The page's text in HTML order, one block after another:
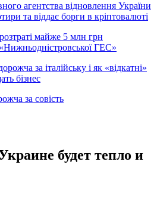
агентства відновлення України
та віддає борги в кріптовалюті
майже 5 млн грн
ГЕС»
за італійську і як «відкатні»
бізнес
за совість
будет тепло и